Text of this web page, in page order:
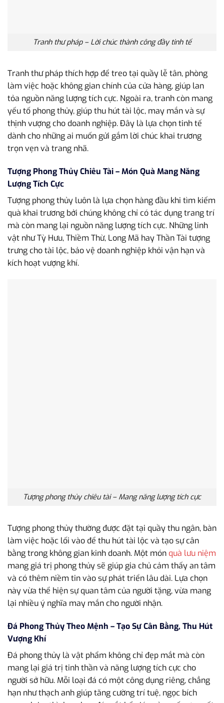
Tranh thư pháp – Lời chúc thành công đầy tinh tế
Tranh thư pháp thích hợp để treo tại quầy lễ tân, phòng
làm việc hoặc không gian chính của cửa hàng, giúp lan
tỏa nguồn năng lượng tích cực. Ngoài ra, tranh còn mang
yếu tố phong thủy, giúp thu hút tài lộc, may mắn và sự
thịnh vượng cho doanh nghiệp. Đây là lựa chọn tinh tế
dành cho những ai muốn gửi gắm lời chúc khai trương
trọn vẹn và trang nhã.
Tượng Phong Thủy Chiêu Tài – Món Quà Mang Năng
Lượng Tích Cực
Tượng phong thủy luôn là lựa chọn hàng đầu khi tìm kiếm
quà khai trương bởi chúng không chỉ có tác dụng trang trí
mà còn mang lại nguồn năng lượng tích cực. Những linh
vật như Tỳ Hưu, Thiềm Thừ, Long Mã hay Thần Tài tượng
trưng cho tài lộc, bảo vệ doanh nghiệp khỏi vận hạn và
kích hoạt vượng khí.
Tượng phong thủy chiêu tài – Mang năng lượng tích cực
Tượng phong thủy thường được đặt tại quầy thu ngân, bàn
làm việc hoặc lối vào để thu hút tài lộc và tạo sự cân
bằng trong không gian kinh doanh. Một món quà lưu niệm
mang giá trị phong thủy sẽ giúp gia chủ cảm thấy an tâm
và có thêm niềm tin vào sự phát triển lâu dài. Lựa chọn
này vừa thể hiện sự quan tâm của người tặng, vừa mang
lại nhiều ý nghĩa may mắn cho người nhận.
Đá Phong Thủy Theo Mệnh – Tạo Sự Cân Bằng, Thu Hút
Vượng Khí
Đá phong thủy là vật phẩm không chỉ đẹp mắt mà còn
mang lại giá trị tinh thần và năng lượng tích cực cho
người sở hữu. Mỗi loại đá có một công dụng riêng, chẳng
hạn như thạch anh giúp tăng cường trí tuệ, ngọc bích